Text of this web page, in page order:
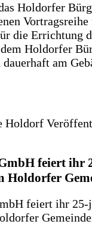
Holdorfer
die Errichtung
Holdorfer
am
Holdorf
feiert ihr
Holdorfer